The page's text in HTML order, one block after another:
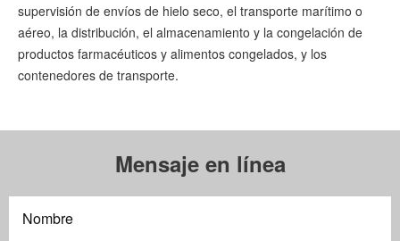
supervisión de envíos de hielo seco, el transporte marítimo o
aéreo, la distribución, el almacenamiento y la congelación de
productos farmacéuticos y alimentos congelados, y los
contenedores de transporte.
Mensaje en línea